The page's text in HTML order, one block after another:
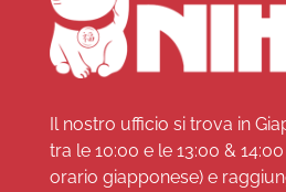
Il nostro ufficio si trova in
tra le 10:00 e le 13:00 &
orario giapponese) e